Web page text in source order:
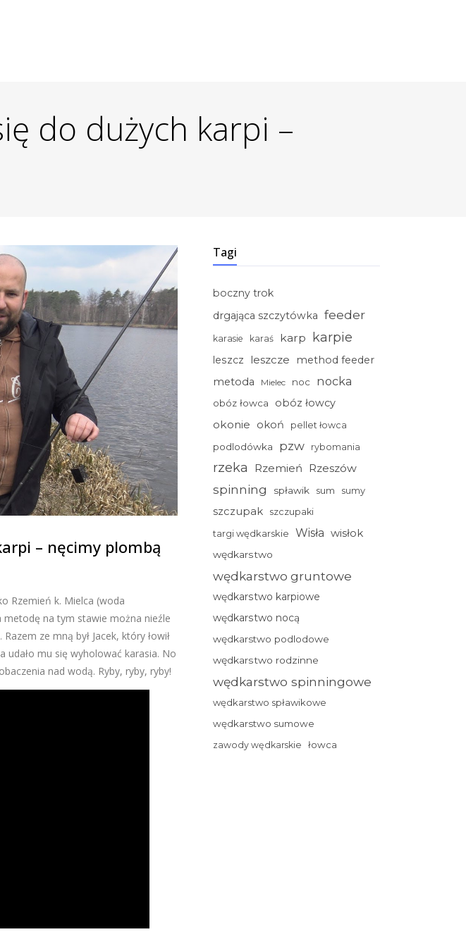
do dużych karpi –
– nęcimy plombą
Rzemień k. Mielca (woda
metodę na tym stawie można nieźle
ze mną był Jacek, który łowił
udało mu się wyholować karasia. No
nad wodą. Ryby, ryby, ryby!
Tagi
boczny trok
drgająca szczytówka feeder
karasie karaś karp karpie
leszcz leszcze
method feeder
metoda
Mielec noc nocka
obóz łowca obóz łowcy
okonie okoń pellet łowca
podlodówka pzw rybomania
rzeka Rzemień Rzeszów
spinning spławik sum sumy
szczupak szczupaki
targi wędkarskie Wisła wisłok
wędkarstwo
wędkarstwo gruntowe
wędkarstwo karpiowe
wędkarstwo nocą
wędkarstwo podlodowe
wędkarstwo rodzinne
wędkarstwo spinningowe
wędkarstwo spławikowe
wędkarstwo sumowe
zawody wędkarskie łowca